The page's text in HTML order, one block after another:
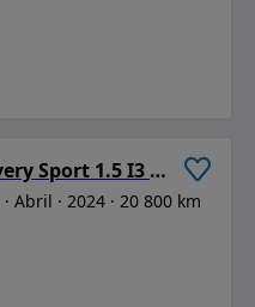
Land Rover Discovery Sport 1.5 I3 P300e AWD R-Dynamic HSE
Abril 2024 20 800 km